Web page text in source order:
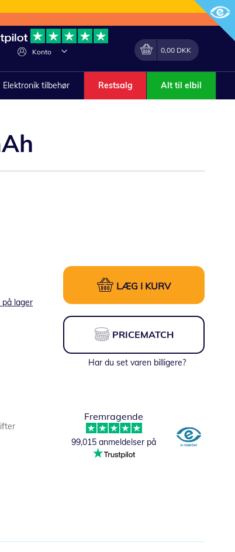
Konto
Lave
Min indkøbskurv
0,00 DKK
Elektronik tilbehør Restsalg Alt til elbil
på lager
LÆG I KURV
PRICEMATCH
Har du set varen billigere?
Fremragende
99,015 anmeldelser på